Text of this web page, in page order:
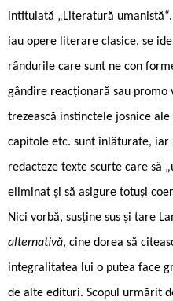
intitulată „Literatură
iau opere literare clasice, se
rândurile care sunt ne con
gândire reacționară sau promo
trezească instinctele josnice
capitole etc. sunt înlăturate, iar
redacteze texte scurte care să
eliminat și să asigure totuși
Nici vorbă, susține sus și tare
alternativă, cine dorea să
integralitatea lui o putea face
de alte edituri. Scopul urmărit